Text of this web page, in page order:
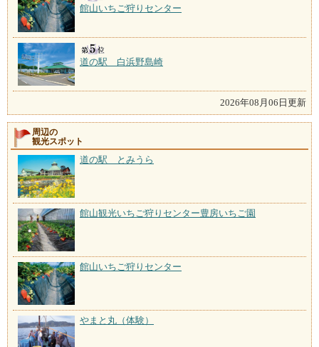
館山いちご狩りセンター
道の駅 白浜野島崎
2026年08月06日更新
周辺の
観光スポット
道の駅 とみうら
館山観光いちご狩りセンター豊房いちご園
館山いちご狩りセンター
やまと丸（体験）